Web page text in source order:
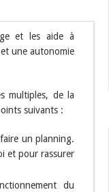
et les aide à
une autonomie
multiples, de la
suivants :
un planning.
et pour rassurer
du